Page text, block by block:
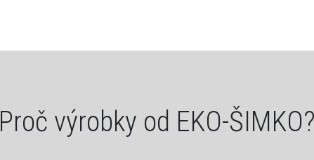
Proč výrobky od EKO-